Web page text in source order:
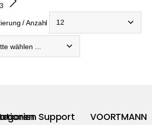
3
/ Anzahl
Support
VOORTMANN